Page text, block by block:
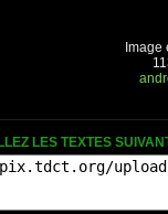
LES TEXTES